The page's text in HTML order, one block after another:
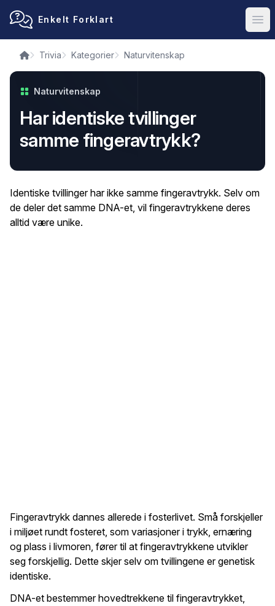
Enkelt Forklart
Trivia Kategorier Naturvitenskap
Naturvitenskap
Har identiske tvillinger
samme fingeravtrykk?
Identiske tvillinger har ikke samme fingeravtrykk. Selv om
de deler det samme DNA-et, vil fingeravtrykkene deres
alltid være unike.
Fingeravtrykk dannes allerede i fosterlivet. Små forskjeller
i miljøet rundt fosteret, som variasjoner i trykk, ernæring
og plass i livmoren, fører til at fingeravtrykkene utvikler
seg forskjellig. Dette skjer selv om tvillingene er genetisk
identiske.
DNA-et bestemmer hovedtrekkene til fingeravtrykket,